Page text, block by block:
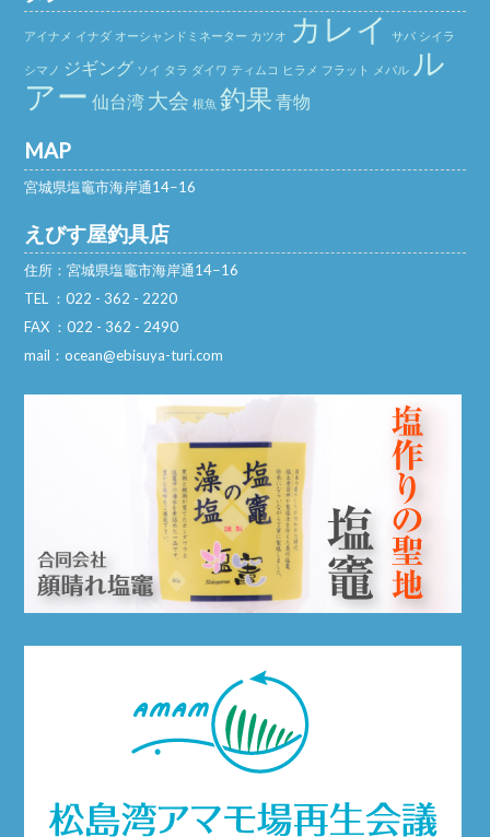
アイナメ イナダ オーシャンドミネーター カツオ カレイ サバ シイラ
シマノ ジギング ソイ タラ ダイワ ティムコ ヒラメ フラット メバル ル
アー 仙台湾 大会 根魚 釣果 青物
MAP
宮城県塩竈市海岸通14−16
えびす屋釣具店
住所：宮城県塩竈市海岸通14−16
TEL ：022 - 362 - 2220
FAX ：022 - 362 - 2490
mail：ocean@ebisuya-turi.com